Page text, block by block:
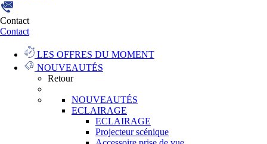
Contact
Contact
LES OFFRES DU MOMENT
NOUVEAUTÉS
Retour
NOUVEAUTÉS
ECLAIRAGE
ECLAIRAGE
Projecteur scénique